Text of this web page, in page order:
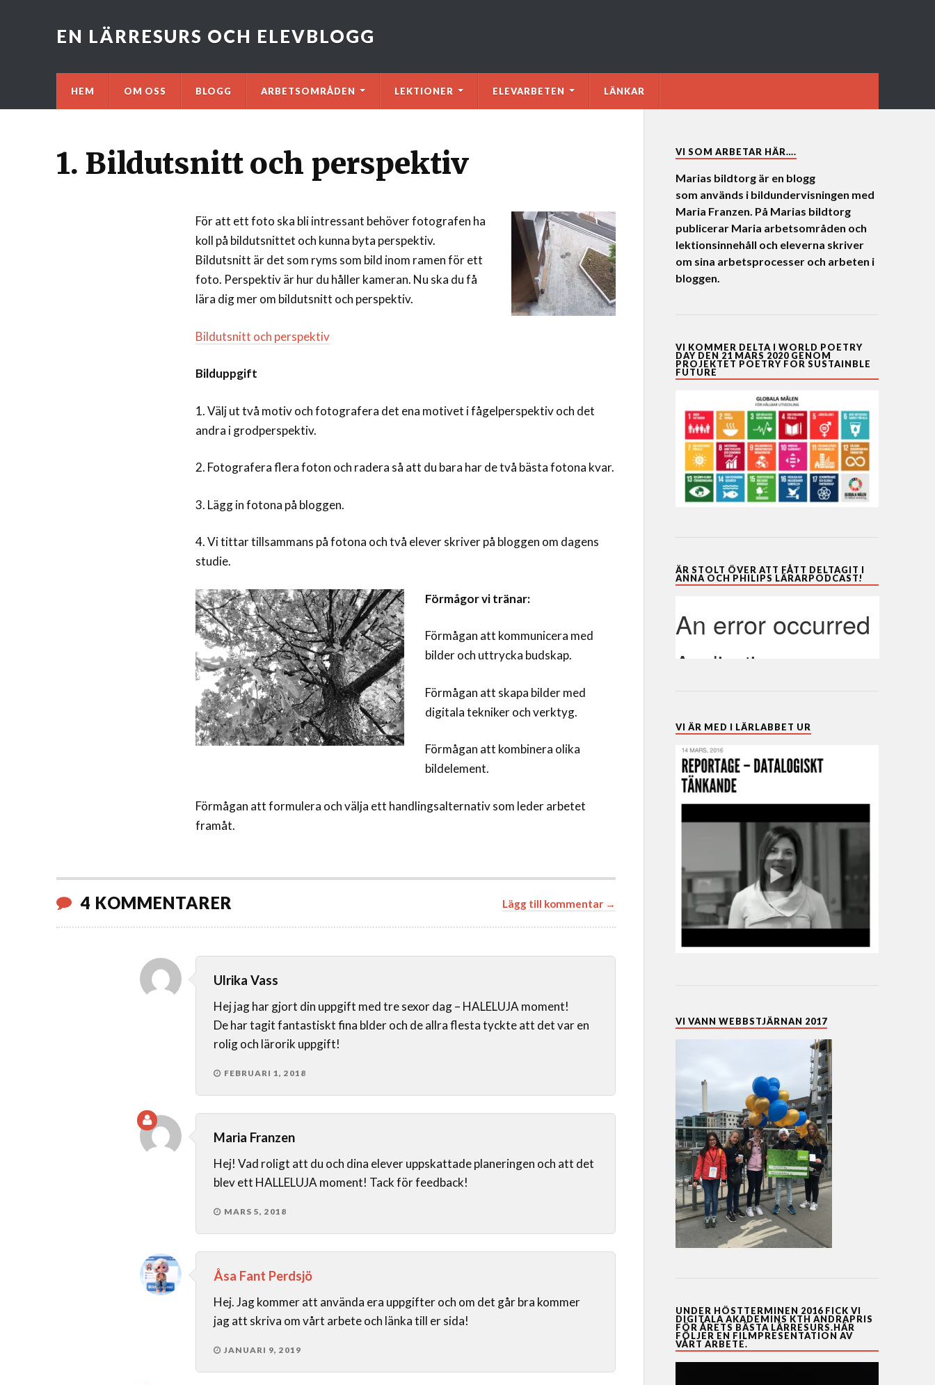
EN LÄRRESURS OCH ELEVBLOGG
HEM OM OSS BLOGG ARBETSOMRÅDEN LEKTIONER ELEVARBETEN LÄNKAR
1. Bildutsnitt och perspektiv
För att ett foto ska bli intressant behöver fotografen ha
koll på bildutsnittet och kunna byta perspektiv.
Bildutsnitt är det som ryms som bild inom ramen för ett
foto. Perspektiv är hur du håller kameran. Nu ska du få
lära dig mer om bildutsnitt och perspektiv.
Bildutsnitt och perspektiv
Bilduppgift
1. Välj ut två motiv och fotografera det ena motivet i fågelperspektiv och det
andra i grodperspektiv.
2. Fotografera flera foton och radera så att du bara har de två bästa fotona kvar.
3. Lägg in fotona på bloggen.
4. Vi tittar tillsammans på fotona och två elever skriver på bloggen om dagens
studie.
Förmågor vi tränar:
Förmågan att kommunicera med
bilder och uttrycka budskap.
Förmågan att skapa bilder med
digitala tekniker och verktyg.
Förmågan att kombinera olika
bildelement.
Förmågan att formulera och välja ett handlingsalternativ som leder arbetet
framåt.
4 KOMMENTARER Lägg till kommentar →
Ulrika Vass
Hej jag har gjort din uppgift med tre sexor dag – HALELUJA moment!
De har tagit fantastiskt fina blder och de allra flesta tyckte att det var en
rolig och lärorik uppgift!
FEBRUARI 1, 2018
Maria Franzen
Hej! Vad roligt att du och dina elever uppskattade planeringen och att det
blev ett HALLELUJA moment! Tack för feedback!
MARS 5, 2018
Åsa Fant Perdsjö
Hej. Jag kommer att använda era uppgifter och om det går bra kommer
jag att skriva om vårt arbete och länka till er sida!
JANUARI 9, 2019
VI SOM ARBETAR HÄR….
Marias bildtorg är en blogg
som används i bildundervisningen med
Maria Franzen. På Marias bildtorg
publicerar Maria arbetsområden och
lektionsinnehåll och eleverna skriver
om sina arbetsprocesser och arbeten i
bloggen.
VI KOMMER DELTA I WORLD POETRY
DAY DEN 21 MARS 2020 GENOM
PROJEKTET POETRY FOR SUSTAINBLE
FUTURE
ÄR STOLT ÖVER ATT FÅTT DELTAGIT I
ANNA OCH PHILIPS LÄRARPODCAST!
VI ÄR MED I LÄRLABBET UR
VI VANN WEBBSTJÄRNAN 2017
UNDER HÖSTTERMINEN 2016 FICK VI
DIGITALA AKADEMINS KTH ANDRAPRIS
FÖR ÅRETS BÄSTA LÄRRESURS.HÄR
FÖLJER EN FILMPRESENTATION AV
VÅRT ARBETE.